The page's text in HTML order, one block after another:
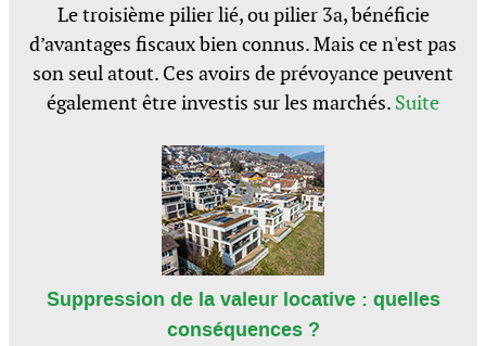
Le troisième pilier lié, ou pilier 3a, bénéficie
d’avantages fiscaux bien connus. Mais ce n'est pas
son seul atout. Ces avoirs de prévoyance peuvent
également être investis sur les marchés. Suite
Suppression de la valeur locative : quelles
conséquences ?